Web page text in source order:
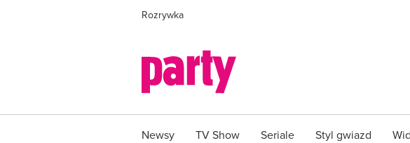
Rozrywka
Newsy TV Show Seriale Styl gwiazd